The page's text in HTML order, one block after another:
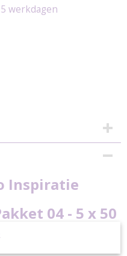
werkdagen
Inspiratie
04 - 5 x 50